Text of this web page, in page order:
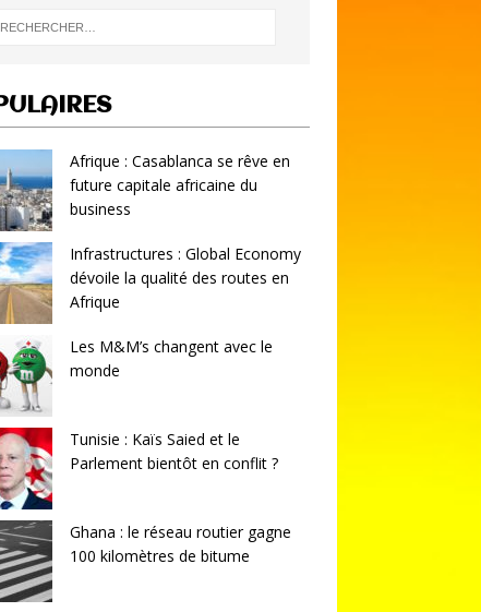
Afrique : Casablanca se rêve en
future capitale africaine du
business
Infrastructures : Global Economy
dévoile la qualité des routes en
Afrique
Les M&M’s changent avec le
monde
Tunisie : Kaïs Saied et le
Parlement bientôt en conflit ?
Ghana : le réseau routier gagne
100 kilomètres de bitume